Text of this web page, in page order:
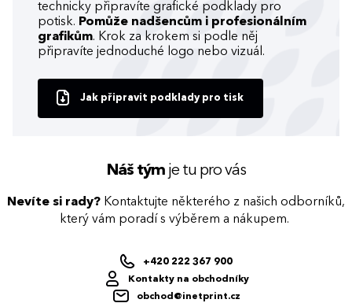
technicky připravíte grafické podklady pro
potisk. Pomůže nadšencům i profesionálním
grafikům. Krok za krokem si podle něj
připravíte jednoduché logo nebo vizuál.
Jak připravit podklady pro tisk
Náš týmje tu pro vás
Nevíte si rady? Kontaktujte některého z našich odborníků,
který vám poradí s výběrem a nákupem.
+420 222 367 900
Kontakty na obchodníky
obchod@inetprint.cz